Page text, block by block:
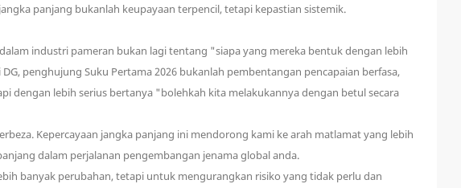
panjang bukanlah keupayaan terpencil, tetapi kepastian sistemik.
industri pameran bukan lagi tentang "siapa yang mereka bentuk dengan lebih
penghujung Suku Pertama 2026 bukanlah pembentangan pencapaian berfasa,
dengan lebih serius bertanya "bolehkah kita melakukannya dengan betul secara
Kepercayaan jangka panjang ini mendorong kami ke arah matlamat yang lebih
dalam perjalanan pengembangan jenama global anda.
banyak perubahan, tetapi untuk mengurangkan risiko yang tidak perlu dan